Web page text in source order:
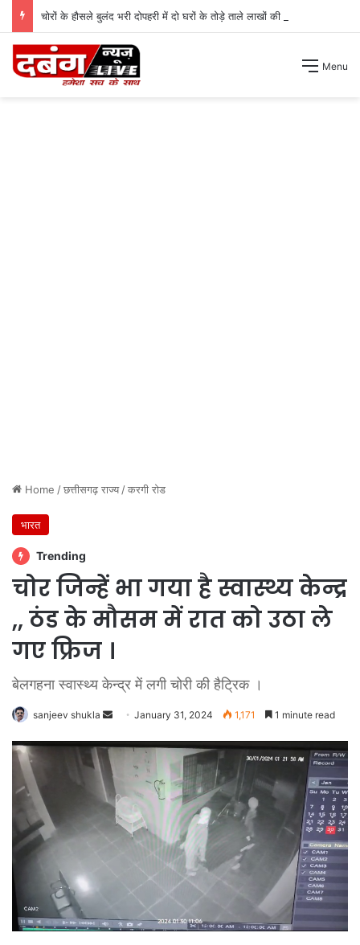
Menu
Home /छत्तीसगढ़ राज्य/करगी रोड
भारत
Trending
चोर जिन्हें भा गया है स्वास्थ्य केन्द्र
,, ठंड के मौसम में रात को उठा ले
गए फ्रिज ।
बेलगहना स्वास्थ्य केन्द्र में लगी चोरी की हैट्रिक ।
sanjeev shukla
Send
email
January 31, 2024 1,171 1 minute read